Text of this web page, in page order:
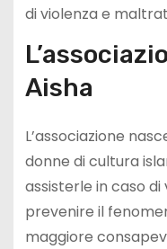
di violenza e
Aisha
L’associazione
donne di cultura
assisterle in caso
prevenire il
maggiore